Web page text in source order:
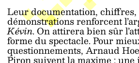
Leur documentation, chiffres,
démonstrations renforcent
Kévin. On attirera bien sûr
forme du spectacle. Pour
questionnements, Arnaud
Piron suivent la maxime : une